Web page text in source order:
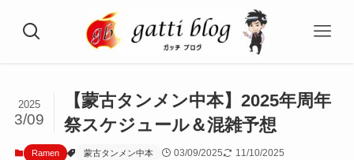
【蒙古タンメン中本】2025年周年
祭スケジュール＆混雑予想
2025
3/09
Ramen 蒙古タンメン中本 03/09/2025 11/10/2025